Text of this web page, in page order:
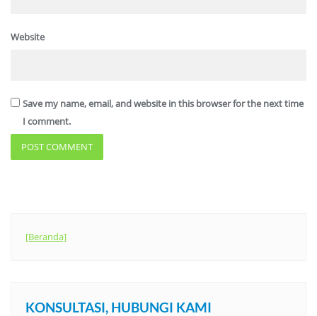
Website
Save my name, email, and website in this browser for the next time
I comment.
[Beranda]
KONSULTASI, HUBUNGI KAMI